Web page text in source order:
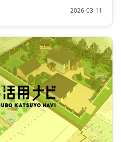
2026-03-11